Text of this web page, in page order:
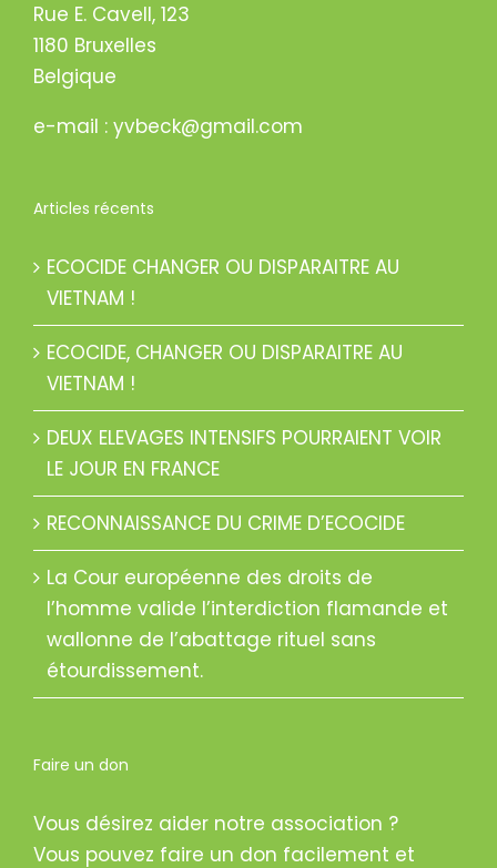
Rue E. Cavell, 123
1180 Bruxelles
Belgique
e-mail : yvbeck@gmail.com
Articles récents
ECOCIDE CHANGER OU DISPARAITRE AU
VIETNAM !
ECOCIDE, CHANGER OU DISPARAITRE AU
VIETNAM !
DEUX ELEVAGES INTENSIFS POURRAIENT VOIR
LE JOUR EN FRANCE
RECONNAISSANCE DU CRIME D’ECOCIDE
La Cour européenne des droits de
l’homme valide l’interdiction flamande et
wallonne de l’abattage rituel sans
étourdissement.
Faire un don
Vous désirez aider notre association ?
Vous pouvez faire un don facilement et